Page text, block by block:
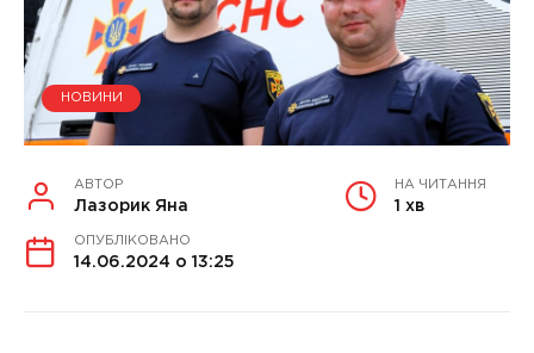
НОВИНИ
АВТОР
Лазорик Яна
НА ЧИТАННЯ
1 хв
ОПУБЛІКОВАНО
14.06.2024 о 13:25